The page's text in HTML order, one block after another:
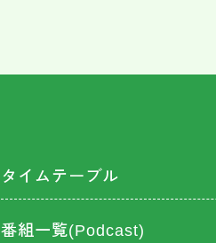
タイムテーブル
番組一覧(Podcast)